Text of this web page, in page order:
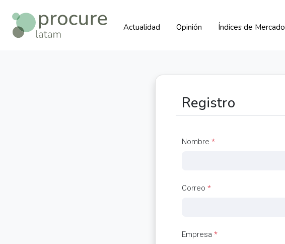
Actualidad Opinión Índices de Mercado
Registro
Nombre *
Correo *
Empresa *